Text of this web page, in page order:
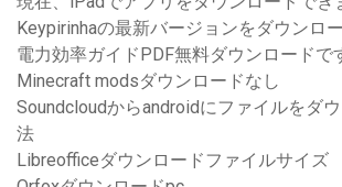
Keypirinhaの最新バージョンをダウンロ
電力効率ガイドPDF無料ダウンロードで
Minecraft modsダウンロードなし
Soundcloudからandroidにファイルをダ
法
Libreofficeダウンロードファイルサイズ